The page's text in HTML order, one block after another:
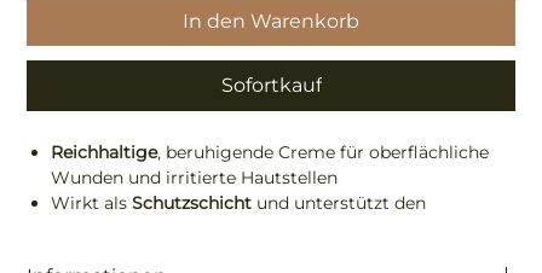
In den Warenkorb
Sofortkauf
Reichhaltige, beruhigende Creme für oberflächliche
Wunden und irritierte Hautstellen
Wirkt alsSchutzschicht und unterstützt den